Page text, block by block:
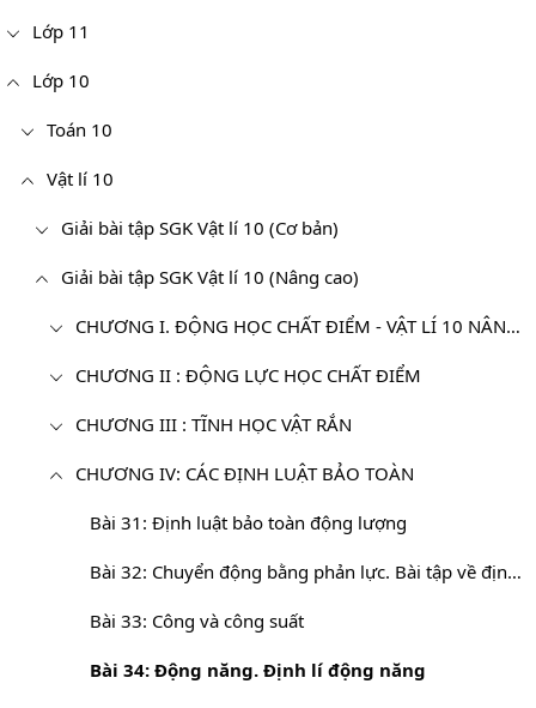
Lớp 11
Lớp 10
Toán 10
Vật lí 10
Giải bài tập SGK Vật lí 10 (Cơ bản)
Giải bài tập SGK Vật lí 10 (Nâng cao)
CHƯƠNG I. ĐỘNG HỌC CHẤT ĐIỂM - VẬT LÍ 10 NÂNG CAO
CHƯƠNG II : ĐỘNG LỰC HỌC CHẤT ĐIỂM
CHƯƠNG III : TĨNH HỌC VẬT RẮN
CHƯƠNG IV: CÁC ĐỊNH LUẬT BẢO TOÀN
Bài 31: Định luật bảo toàn động lượng
Bài 32: Chuyển động bằng phản lực. Bài tập về định luật bảo toàn động lượng
Bài 33: Công và công suất
Bài 34: Động năng. Định lí động năng